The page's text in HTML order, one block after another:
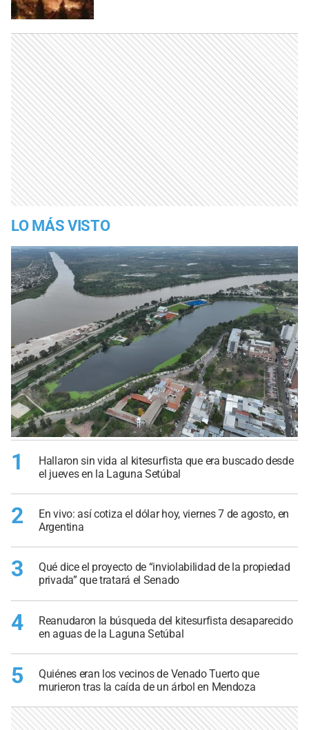
LO MÁS VISTO
1
Hallaron sin vida al kitesurfista que era buscado desde
el jueves en la Laguna Setúbal
2
En vivo: así cotiza el dólar hoy, viernes 7 de agosto, en
Argentina
3
Qué dice el proyecto de “inviolabilidad de la propiedad
privada” que tratará el Senado
4
Reanudaron la búsqueda del kitesurfista desaparecido
en aguas de la Laguna Setúbal
5
Quiénes eran los vecinos de Venado Tuerto que
murieron tras la caída de un árbol en Mendoza